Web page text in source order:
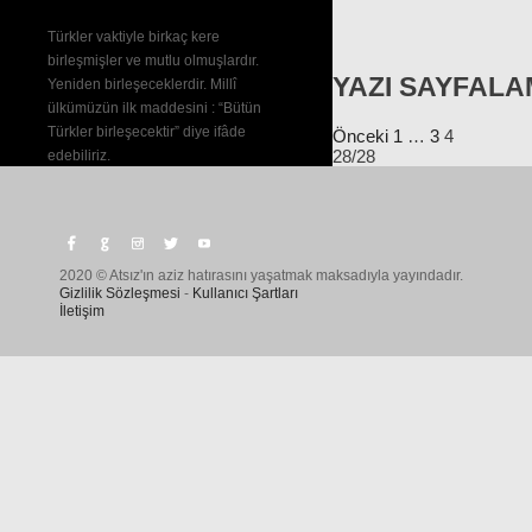
Türkler vaktiyle birkaç kere
birleşmişler ve mutlu olmuşlardır.
Yeniden birleşeceklerdir. Millî
ülkümüzün ilk maddesini : “Bütün
Türkler birleşecektir” diye ifâde
edebiliriz.
YAZI
Önceki 1 … 3 4
28/28
2020 © Atsız'ın aziz hatırasını yaşatmak maksadıyla yayındadır.
Gizlilik Sözleşmesi - Kullanıcı Şartları
İletişim